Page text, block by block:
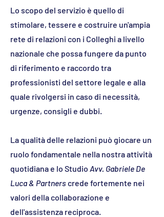
Lo scopo del servizio è quello di
stimolare, tessere e costruire un'ampia
rete di relazioni con i Colleghi a livello
nazionale che possa fungere da punto
di riferimento e raccordo tra
professionisti del settore legale e alla
quale rivolgersi in caso di necessità,
urgenze, consigli e dubbi.
La qualità delle relazioni può giocare un
ruolo fondamentale nella nostra attività
quotidiana e lo Studio Avv. Gabriele De
Luca & Partners crede fortemente nei
valori della collaborazione e
dell'assistenza reciproca.